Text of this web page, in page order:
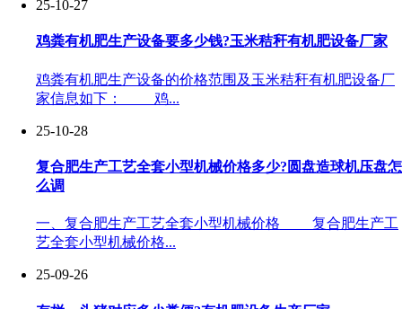
25-10-27
鸡粪有机肥生产设备要多少钱?玉米秸秆有机肥设备厂家
鸡粪有机肥生产设备的价格范围及玉米秸秆有机肥设备厂
家信息如下： 鸡...
25-10-28
复合肥生产工艺全套小型机械价格多少?圆盘造球机压盘怎
么调
一、复合肥生产工艺全套小型机械价格 复合肥生产工
艺全套小型机械价格...
25-09-26